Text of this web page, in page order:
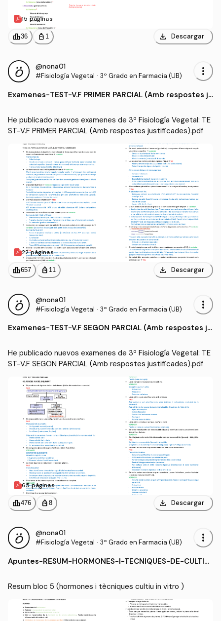
15 páginas
leaderboard36 personal_bag 1 download Descargar
@nona01
#Fisiología Vegetal · 3º Grado en Farmacia (UB) more_vert
Examenes-TEST-V.F PRIMER PARCIAL (Amb respostes ju
He publicado nuevos examenes de 3º Fisiología Vegetal: TE
ST-V.F PRIMER PARCIAL (Amb respostes justificades).pdf
22 páginas
leaderboard657 personal_bag 11 download Descargar
@nona01
#Fisiología Vegetal · 3º Grado en Farmacia (UB) more_vert
Examenes-TEST-V.F SEGON PARCIAL (Amb respostes ju
He publicado nuevos examenes de 3º Fisiología Vegetal: TE
ST-V.F SEGON PARCIAL (Amb respostes justificades).pdf
65 páginas
leaderboard476 personal_bag 8 download Descargar
@nona01
#Fisiología Vegetal · 3º Grado en Farmacia (UB) more_vert
Apuntes-RESUM-HORMONES-I-TECNIQUES-DE-CULTIU